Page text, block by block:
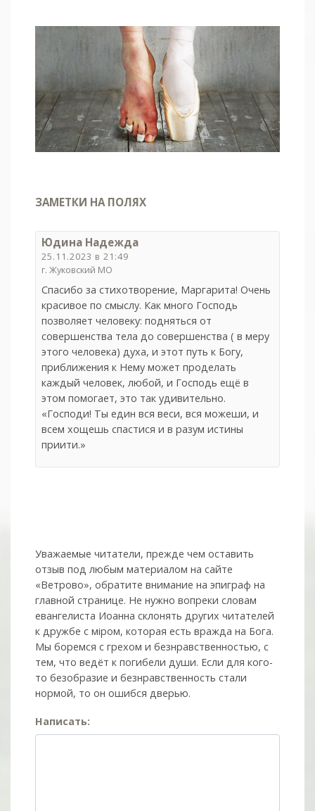
ЗАМЕТКИ НА ПОЛЯХ
Юдина Надежда
25.11.2023 в 21:49
г. Жуковский МО
Спасибо за стихотворение, Маргарита! Очень
красивое по смыслу. Как много Господь
позволяет человеку: подняться от
совершенства тела до совершенства ( в меру
этого человека) духа, и этот путь к Богу,
приближения к Нему может проделать
каждый человек, любой, и Господь ещё в
этом помогает, это так удивительно.
«Господи! Ты един вся веси, вся можеши, и
всем хощешь спастися и в разум истины
приити.»
Уважаемые читатели, прежде чем оставить
отзыв под любым материалом на сайте
«Ветрово», обратите внимание на эпиграф на
главной странице. Не нужно вопреки словам
евангелиста Иоанна склонять других читателей
к дружбе с мiром, которая есть вражда на Бога.
Мы боремся с грехом и без­нрав­ствен­ностью, с
тем, что ведёт к погибели души. Если для кого-
то безобразие и безнравственность стали
нормой, то он ошибся дверью.
Написать: